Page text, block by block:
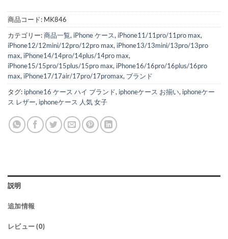
商品コード: MK846
カテゴリー:商品一覧, iPhone ケース, iPhone11/11pro/11pro max,
iPhone12/12mini/12pro/12pro max, iPhone13/13mini/13pro/13pro
max, iPhone14/14pro/14plus/14pro max,
iPhone15/15pro/15plus/15pro max, iPhone16/16pro/16plus/16pro
max, iPhone17/17air/17pro/17promax, ブランド
タグ: iphone16 ケース ハイ ブランド, iphoneケース お揃い, iphoneケー
ス レザー, iphoneケース 人気 女子
説明
追加情報
レビュー (0)